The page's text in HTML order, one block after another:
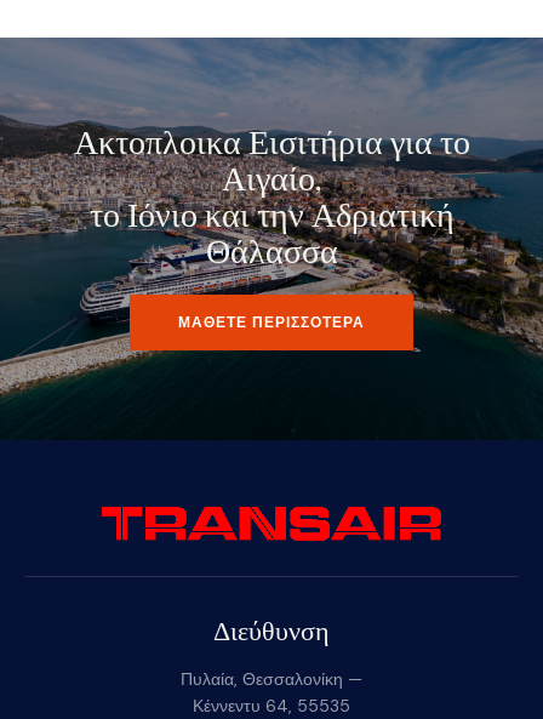
Ακτοπλοικα Εισιτήρια για το
Αιγαίο,
το Ιόνιο και την Αδριατική
Θάλασσα
ΜΑΘΕΤΕ ΠΕΡΙΣΣΟΤΕΡΑ
Διεύθυνση
Πυλαία, Θεσσαλονίκη —
Κέννεντυ 64, 55535